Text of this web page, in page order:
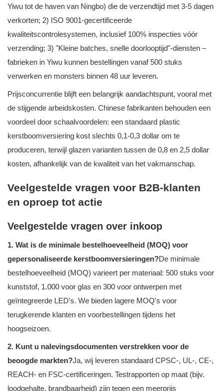
Yiwu tot de haven van Ningbo) die de verzendtijd met 3-5 dagen
verkorten; 2) ISO 9001-gecertificeerde
kwaliteitscontrolesystemen, inclusief 100% inspecties vóór
verzending; 3) "Kleine batches, snelle doorlooptijd"-diensten –
fabrieken in Yiwu kunnen bestellingen vanaf 500 stuks
verwerken en monsters binnen 48 uur leveren.
Prijsconcurrentie blijft een belangrijk aandachtspunt, vooral met
de stijgende arbeidskosten. Chinese fabrikanten behouden een
voordeel door schaalvoordelen: een standaard plastic
kerstboomversiering kost slechts 0,1-0,3 dollar om te
produceren, terwijl glazen varianten tussen de 0,8 en 2,5 dollar
kosten, afhankelijk van de kwaliteit van het vakmanschap.
Veelgestelde vragen voor B2B-klanten
en oproep tot actie
Veelgestelde vragen over inkoop
1. Wat is de minimale bestelhoeveelheid (MOQ) voor
gepersonaliseerde kerstboomversieringen?De minimale
bestelhoeveelheid (MOQ) varieert per materiaal: 500 stuks voor
kunststof, 1.000 voor glas en 300 voor ontwerpen met
geïntegreerde LED's. We bieden lagere MOQ's voor
terugkerende klanten en voorbestellingen tijdens het
hoogseizoen.
2. Kunt u nalevingsdocumenten verstrekken voor de
beoogde markten?Ja, wij leveren standaard CPSC-, UL-, CE-,
REACH- en FSC-certificeringen. Testrapporten op maat (bijv.
loodgehalte, brandbaarheid) zijn tegen een meerprijs